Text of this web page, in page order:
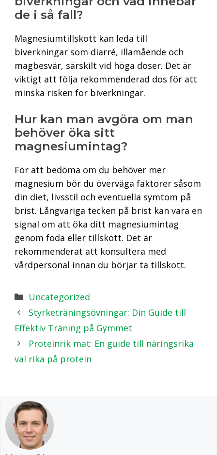
de i så fall?
Magnesiumtillskott kan leda till
biverkningar som diarré, illamående och
magbesvär, särskilt vid höga doser. Det är
viktigt att följa rekommenderad dos för att
minska risken för biverkningar.
Hur kan man avgöra om man
behöver öka sitt
magnesiumintag?
För att bedöma om du behöver mer
magnesium bör du överväga faktorer såsom
din diet, livsstil och eventuella symtom på
brist. Långvariga tecken på brist kan vara en
signal om att öka ditt magnesiumintag
genom föda eller tillskott. Det är
rekommenderat att konsultera med
vårdpersonal innan du börjar ta tillskott.
Kategorier
Uncategorized
Styrketräningsövningar: Din Guide till
Effektiv Träning på Gymmet
Proteinrik mat: En guide till näringsrika
val rika på protein